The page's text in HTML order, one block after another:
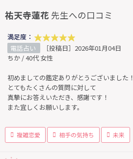
祐天寺蓮花 先生への口コミ
満足度：
電話占い
［投稿日］2026年01月04日
ちか / 40代 女性
初めましての鑑定ありがとうございました！
とてもたくさんの質問に対して
真摯にお答えいただき、感謝です！
また宜しくお願いします。
複雑恋愛 相手の気持ち 未来